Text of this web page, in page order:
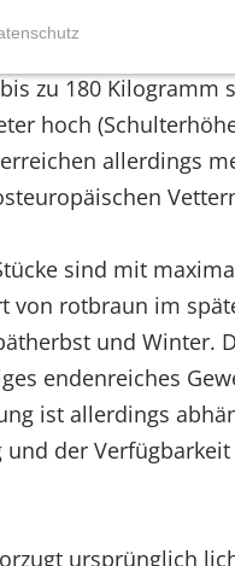
größte
zu 180 Kilogramm
hoch
allerdings
sind mit
von rotbraun im
und Winter.
endenreiches
ist allerdings
und der
ursprünglich
grundlegende
Funktion